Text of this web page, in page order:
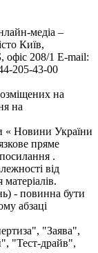
медіа –
Київ,
208/1 E-mail:
205-43-00
на
на
« Новини України
пряме
.
від
- повинна бути
абзаці
"Заява",
"Тест-драйв",